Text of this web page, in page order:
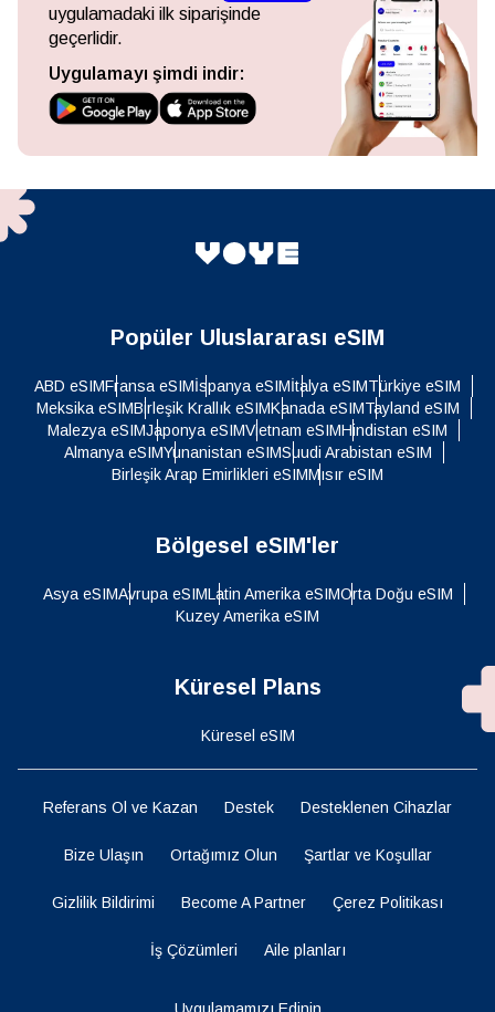
uygulamadaki ilk siparişinde
geçerlidir.
Uygulamayı şimdi indir:
Popüler Uluslararası eSIM
ABD eSIMFransa eSIMİspanya eSIMİtalya eSIMTürkiye eSIM
Meksika eSIMBirleşik Krallık eSIMKanada eSIMTayland eSIM
Malezya eSIMJaponya eSIMVietnam eSIMHindistan eSIM
Almanya eSIMYunanistan eSIMSuudi Arabistan eSIM
Birleşik Arap Emirlikleri eSIMMısır eSIM
Bölgesel eSIM'ler
Asya eSIMAvrupa eSIMLatin Amerika eSIMOrta Doğu eSIM
Kuzey Amerika eSIM
Küresel Plans
Küresel eSIM
Referans Ol ve Kazan Destek Desteklenen Cihazlar
Bize Ulaşın Ortağımız Olun Şartlar ve Koşullar
Gizlilik Bildirimi Become A Partner Çerez Politikası
İş Çözümleri Aile planları